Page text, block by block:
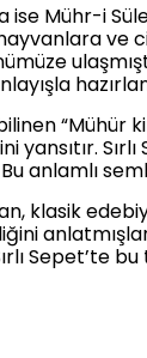
ise Mühr-i
ve
“Mühür
yansıtır.
anlamlı
klasik